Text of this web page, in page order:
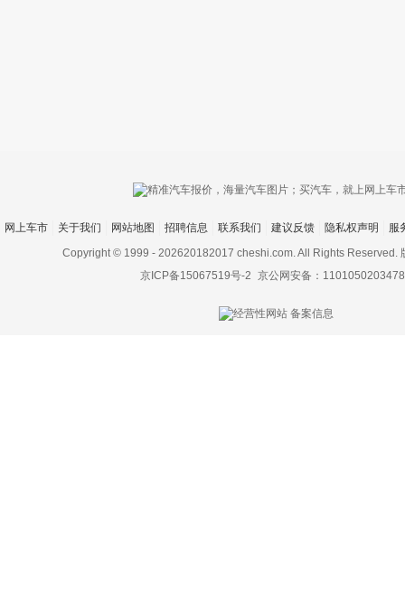
上传图片最多
网上车市 关于我们 网站地图 招聘信息 联系我们 建议反馈 隐私权声明
服
Copyright © 1999 - 202620182017 cheshi.com. All Rights Reserved.
京ICP备15067519号-2 京公网安备：